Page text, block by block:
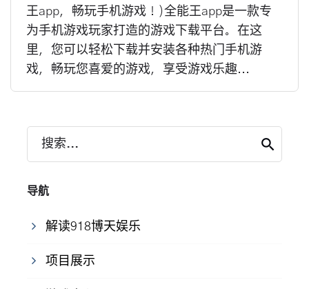
王app，畅玩手机游戏！)全能王app是一款专
为手机游戏玩家打造的游戏下载平台。在这
里，您可以轻松下载并安装各种热门手机游
戏，畅玩您喜爱的游戏，享受游戏乐趣...
搜索...
导航
解读918博天娱乐
项目展示